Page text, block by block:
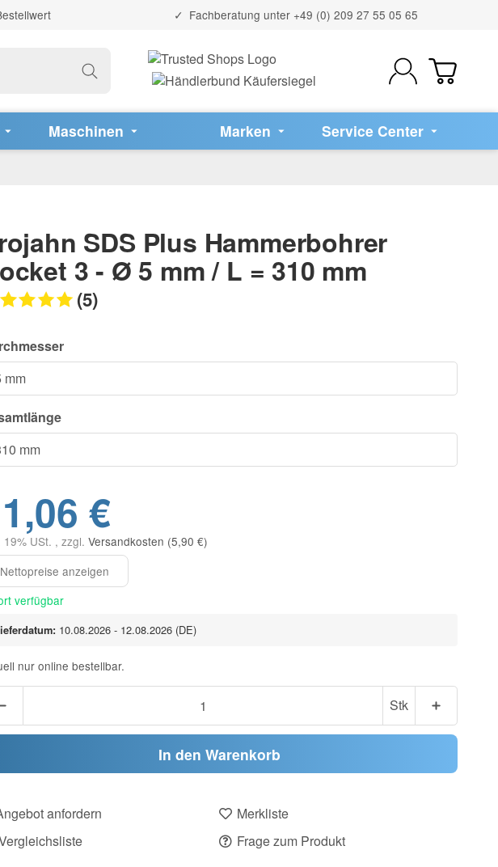
Fachberatung unter +49 (0) 209 27 55 05 65
Maschinen Marken Service Center
SDS Plus Hammerbohrer
3 - Ø 5 mm / L = 310 mm
(5)
€
19% USt. , zzgl. Versandkosten (5,90 €)
verfügbar
10.08.2026 - 12.08.2026 (DE)
nur online bestellbar.
Stk
In den Warenkorb
anfordern
Merkliste
Frage zum Produkt